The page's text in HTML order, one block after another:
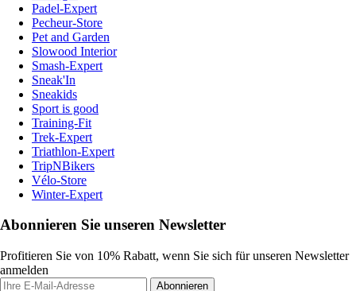
Padel-Expert
Pecheur-Store
Pet and Garden
Slowood Interior
Smash-Expert
Sneak'In
Sneakids
Sport is good
Training-Fit
Trek-Expert
Triathlon-Expert
TripNBikers
Vélo-Store
Winter-Expert
Abonnieren Sie unseren Newsletter
Profitieren Sie von 10% Rabatt, wenn Sie sich für unseren Newsletter
anmelden
Abonnieren